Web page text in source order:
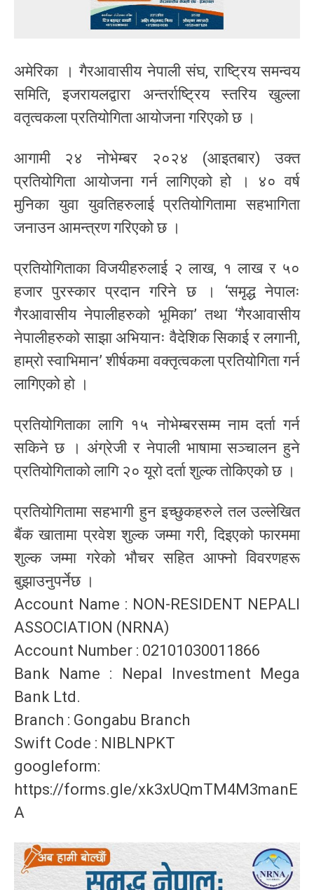
अमेरिका । गैरआवासीय नेपाली संघ, राष्ट्रिय समन्वय
समिति, इजरायलद्वारा अन्तर्राष्ट्रिय स्तरिय खुल्ला
वतृत्वकला प्रतियोगिता आयोजना गरिएको छ ।
आगामी २४ नोभेम्बर २०२४ (आइतबार) उक्त
प्रतियोगिता आयोजना गर्न लागिएको हो । ४० वर्ष
मुनिका युवा युवतिहरुलाई प्रतियोगितामा सहभागिता
जनाउन आमन्त्रण गरिएको छ ।
प्रतियोगिताका विजयीहरुलाई २ लाख, १ लाख र ५०
हजार पुरस्कार प्रदान गरिने छ । ‘समृद्ध नेपालः
गैरआवासीय नेपालीहरुको भूमिका’ तथा ‘गैरआवासीय
नेपालीहरुको साझा अभियानः वैदेशिक सिकाई र लगानी,
हाम्रो स्वाभिमान’ शीर्षकमा वक्तृत्वकला प्रतियोगिता गर्न
लागिएको हो ।
प्रतियोगिताका लागि १५ नोभेम्बरसम्म नाम दर्ता गर्न
सकिने छ । अंग्रेजी र नेपाली भाषामा सञ्चालन हुने
प्रतियोगिताको लागि २० यूरो दर्ता शुल्क तोकिएको छ ।
प्रतियोगितामा सहभागी हुन इच्छुकहरुले तल उल्लेखित
बैंक खातामा प्रवेश शुल्क जम्मा गरी, दिइएको फारममा
शुल्क जम्मा गरेको भौचर सहित आफ्नो विवरणहरू
बुझाउनुपर्नेछ ।
Account Name : NON-RESIDENT NEPALI
ASSOCIATION (NRNA)
Account Number : 02101030011866
Bank Name : Nepal Investment Mega
Bank Ltd.
Branch : Gongabu Branch
Swift Code : NIBLNPKT
googleform:
https://forms.gle/xk3xUQmTM4M3manE
A